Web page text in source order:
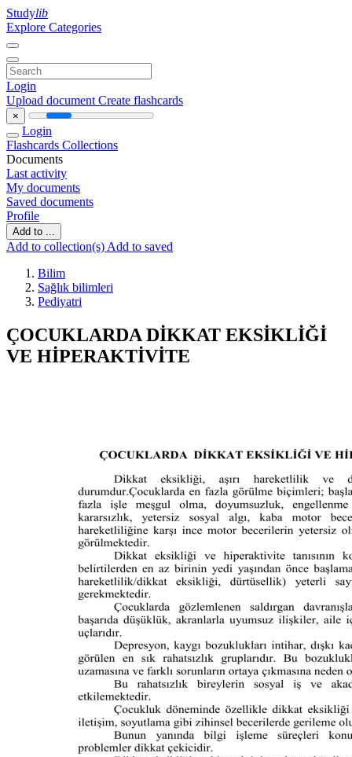
Studylib
Explore Categories
Login
Upload document Create flashcards
×
Login
Flashcards Collections
Documents
Last activity
My documents
Saved documents
Profile
Add to ...
Add to collection(s) Add to saved
Bilim
Sağlık bilimleri
Pediyatri
ÇOCUKLARDA DİKKAT EKSİKLİĞİ
VE HİPERAKTİVİTE